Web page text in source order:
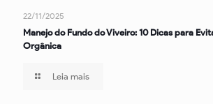
22/11/2025
Manejo do Fundo do Viveiro: 10 Dicas para
Orgânica
Leia mais